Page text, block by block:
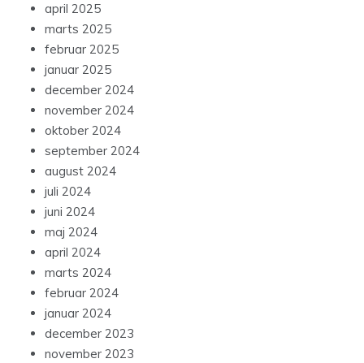
april 2025
marts 2025
februar 2025
januar 2025
december 2024
november 2024
oktober 2024
september 2024
august 2024
juli 2024
juni 2024
maj 2024
april 2024
marts 2024
februar 2024
januar 2024
december 2023
november 2023